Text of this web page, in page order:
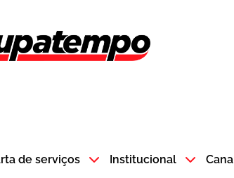
Logo do
de serviços Institucional